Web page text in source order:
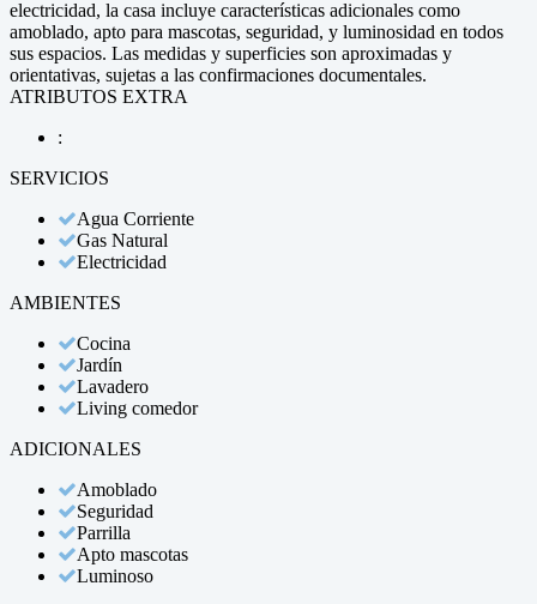
electricidad, la casa incluye características adicionales como
amoblado, apto para mascotas, seguridad, y luminosidad en todos
sus espacios. Las medidas y superficies son aproximadas y
orientativas, sujetas a las confirmaciones documentales.
ATRIBUTOS EXTRA
:
SERVICIOS
Agua Corriente
Gas Natural
Electricidad
AMBIENTES
Cocina
Jardín
Lavadero
Living comedor
ADICIONALES
Amoblado
Seguridad
Parrilla
Apto mascotas
Luminoso